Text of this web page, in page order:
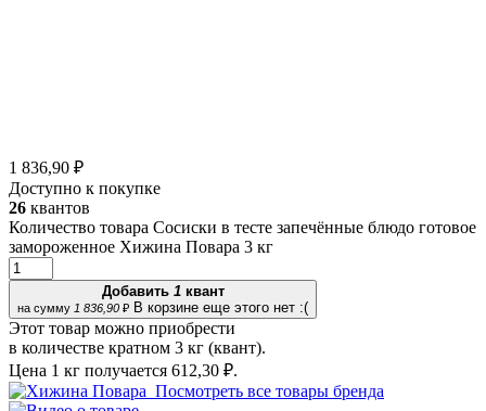
1 836,90 ₽
Доступно к покупке
26 квантов
Количество товара Сосиски в тесте запечённые блюдо готовое
замороженное Хижина Повара 3 кг
Добавить 1квант
на сумму 1 836,90 ₽ В корзине еще этого нет :(
Этот товар можно приобрести
в количестве кратном 3 кг (квант).
Цена 1 кг получается 612,30 ₽.
Посмотреть все товары бренда